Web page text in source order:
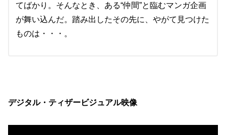
てばかり。そんなとき、ある“仲間”と臨むマンガ企画
が舞い込んだ。踏み出したその先に、やがて見つけた
ものは・・・。
デジタル・ティザービジュアル映像